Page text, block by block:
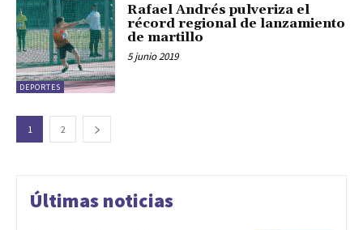
DEPORTES
Rafael Andrés pulveriza el
récord regional de lanzamiento
de martillo
5 junio 2019
1 2
Últimas noticias